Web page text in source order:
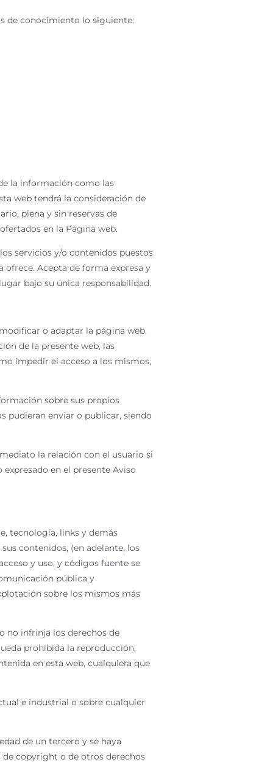
de conocimiento lo siguiente:
la información como las
web tendrá la consideración de
plena y sin reservas de
en la Página web.
servicios y/o contenidos puestos
Acepta de forma expresa y
bajo su única responsabilidad.
o adaptar la página web.
de la presente web, las
impedir el acceso a los mismos,
sobre sus propios
pudieran enviar o publicar, siendo
la relación con el usuario si
en el presente Aviso
tecnología, links y demás
contenidos, (en adelante, los
y uso, y códigos fuente se
pública y
sobre los mismos más
no infrinja los derechos de
prohibida la reproducción,
en esta web, cualquiera que
e industrial o sobre cualquier
de un tercero y se haya
copyright o de otros derechos